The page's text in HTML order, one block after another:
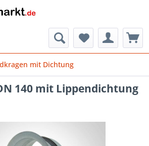
mit Dichtung
140 mit Lippendichtung